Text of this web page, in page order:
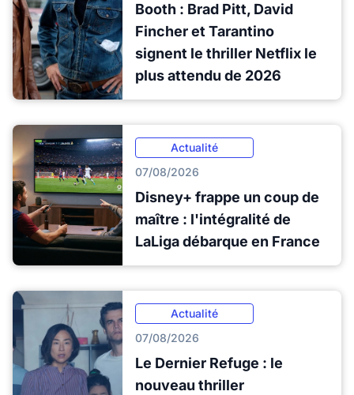
Booth : Brad Pitt, David
Fincher et Tarantino
signent le thriller Netflix le
plus attendu de 2026
Actualité
07/08/2026
Disney+ frappe un coup de
maître : l'intégralité de
LaLiga débarque en France
Actualité
07/08/2026
Le Dernier Refuge : le
nouveau thriller